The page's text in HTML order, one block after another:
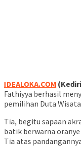
IDEALOKA.COM
Fathiyya berhasil
pemilihan Duta
Tia, begitu sapaan
batik berwarna
Tia atas